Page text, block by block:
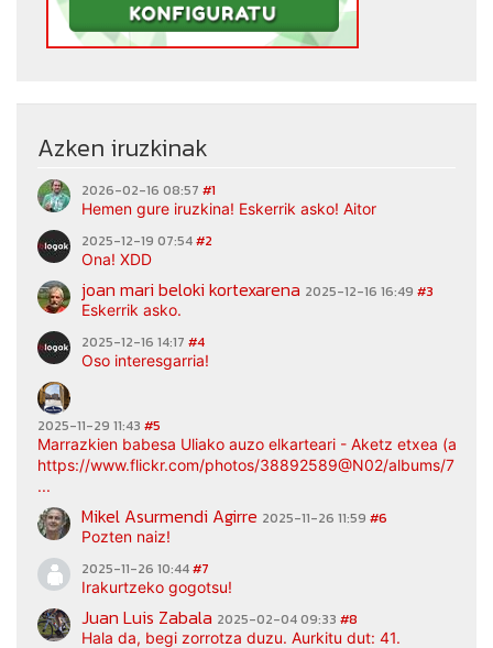
Azken iruzkinak
2026-02-16 08:57 #1
Hemen gure iruzkina! Eskerrik asko! Aitor
2025-12-19 07:54#2
Ona! XDD
joan mari beloki kortexarena 2025-12-16 16:49 #3
Eskerrik asko.
2025-12-16 14:17 #4
Oso interesgarria!
2025-11-29 11:43 #5
Marrazkien babesa Uliako auzo elkarteari - Aketz etxea
https://www.flickr.com/photos/38892589@N02/albums/
...
Mikel Asurmendi Agirre 2025-11-26 11:59 #6
Pozten naiz!
2025-11-26 10:44#7
Irakurtzeko gogotsu!
Juan Luis Zabala 2025-02-04 09:33 #8
Hala da, begi zorrotza duzu. Aurkitu dut: 41.